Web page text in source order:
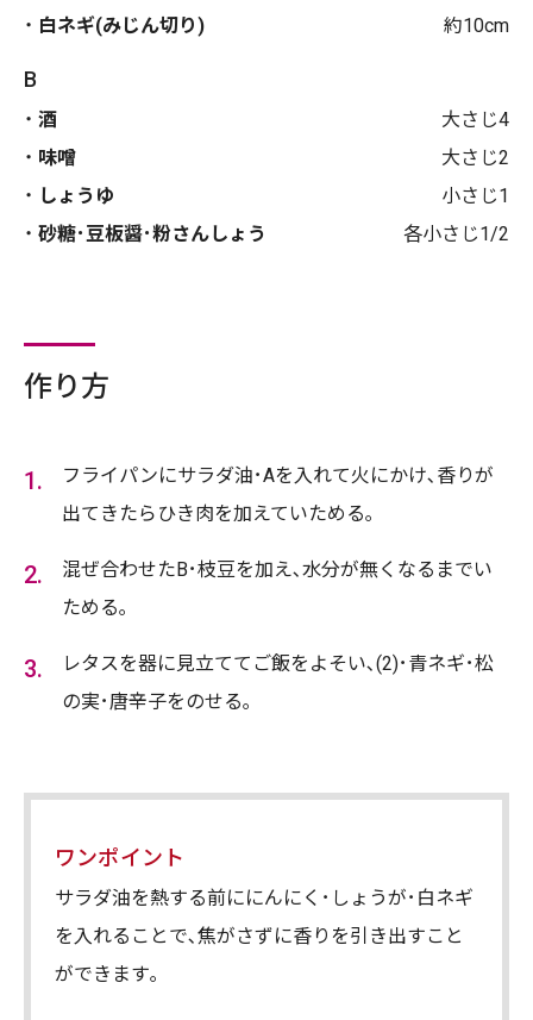
白ネギ(みじん切り)
約10cm
B
酒
大さじ4
味噌
大さじ2
しょうゆ
小さじ1
砂糖･豆板醤･粉さんしょう
各小さじ1/2
作り方
フライパンにサラダ油･Aを入れて火にかけ､香りが
出てきたらひき肉を加えていためる｡
混ぜ合わせたB･枝豆を加え､水分が無くなるまでい
ためる｡
レタスを器に見立ててご飯をよそい､(2)･青ネギ･松
の実･唐辛子をのせる｡
ワンポイント
サラダ油を熱する前ににんにく･しょうが･白ネギ
を入れることで､焦がさずに香りを引き出すこと
ができます｡